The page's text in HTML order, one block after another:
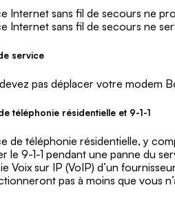
Internet sans fil de secours ne
Internet sans fil de secours ne
service
pas déplacer votre modem
téléphonie résidentielle et 9-1-1
de téléphonie résidentielle, y
le 9-1-1 pendant une panne du
Voix sur IP (VoIP) d’un
pas à moins que vous